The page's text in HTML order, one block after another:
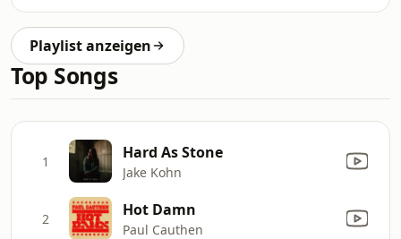
Playlist anzeigen
Top Songs
1 Hard As Stone
Jake Kohn
2 Hot Damn
Paul Cauthen